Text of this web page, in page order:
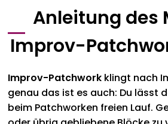
Nähen und Fashion
Zeichnen, Gestalten & Design
Kulinarik & Genuss
Abenteuer & Outdoor
Bavarica & Karikaturen
Anleitung des
Improv-
Improv-Patchwork klingt nach
genau das ist es auch: Du lässt
beim Patchworken freien Lauf.